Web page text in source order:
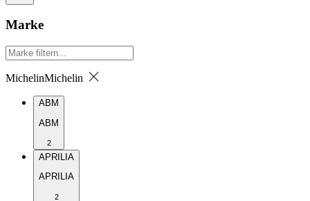
Marke
MichelinMichelin
ABM
ABM
2
APRILIA
APRILIA
2